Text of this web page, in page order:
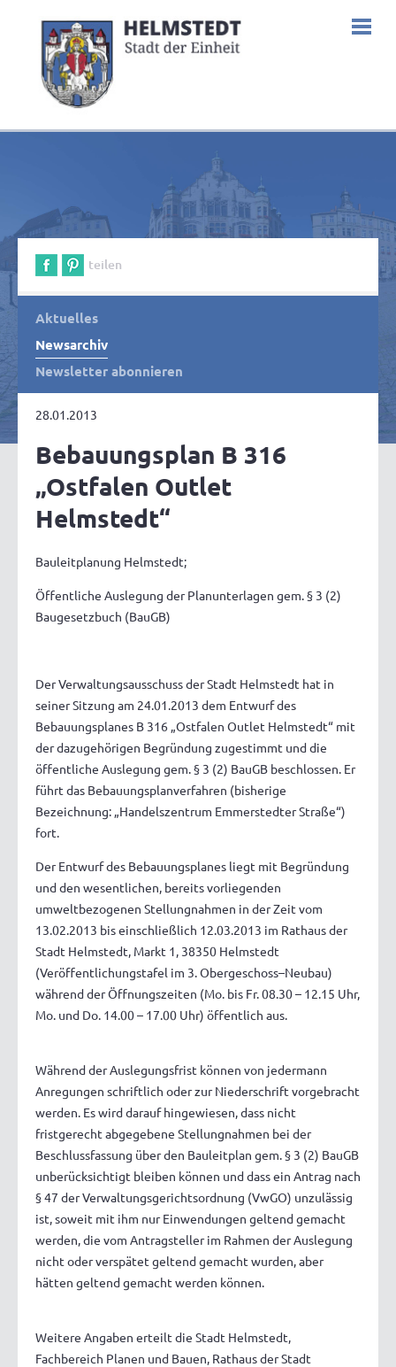
teilen
Aktuelles
Newsarchiv
Newsletter abonnieren
28.01.2013
Bebauungsplan B 316
„Ostfalen Outlet
Helmstedt“
Bauleitplanung Helmstedt;
Öffentliche Auslegung der Planunterlagen gem. § 3 (2)
Baugesetzbuch (BauGB)
Der Verwaltungsausschuss der Stadt Helmstedt hat in
seiner Sitzung am 24.01.2013 dem Entwurf des
Bebauungsplanes B 316 „Ostfalen Outlet Helmstedt“ mit
der dazugehörigen Begründung zugestimmt und die
öffentliche Auslegung gem. § 3 (2) BauGB beschlossen. Er
führt das Bebauungsplanverfahren (bisherige
Bezeichnung: „Handelszentrum Emmerstedter Straße“)
fort.
Der Entwurf des Bebauungsplanes liegt mit Begründung
und den wesentlichen, bereits vorliegenden
umweltbezogenen Stellungnahmen in der Zeit vom
13.02.2013 bis einschließlich 12.03.2013 im Rathaus der
Stadt Helmstedt, Markt 1, 38350 Helmstedt
(Veröffentlichungstafel im 3. Obergeschoss–Neubau)
während der Öffnungszeiten (Mo. bis Fr. 08.30 – 12.15 Uhr,
Mo. und Do. 14.00 – 17.00 Uhr) öffentlich aus.
Während der Auslegungsfrist können von jedermann
Anregungen schriftlich oder zur Niederschrift vorgebracht
werden. Es wird darauf hingewiesen, dass nicht
fristgerecht abgegebene Stellungnahmen bei der
Beschlussfassung über den Bauleitplan gem. § 3 (2) BauGB
unberücksichtigt bleiben können und dass ein Antrag nach
§ 47 der Verwaltungsgerichtsordnung (VwGO) unzulässig
ist, soweit mit ihm nur Einwendungen geltend gemacht
werden, die vom Antragsteller im Rahmen der Auslegung
nicht oder verspätet geltend gemacht wurden, aber
hätten geltend gemacht werden können.
Weitere Angaben erteilt die Stadt Helmstedt,
Fachbereich Planen und Bauen, Rathaus der Stadt